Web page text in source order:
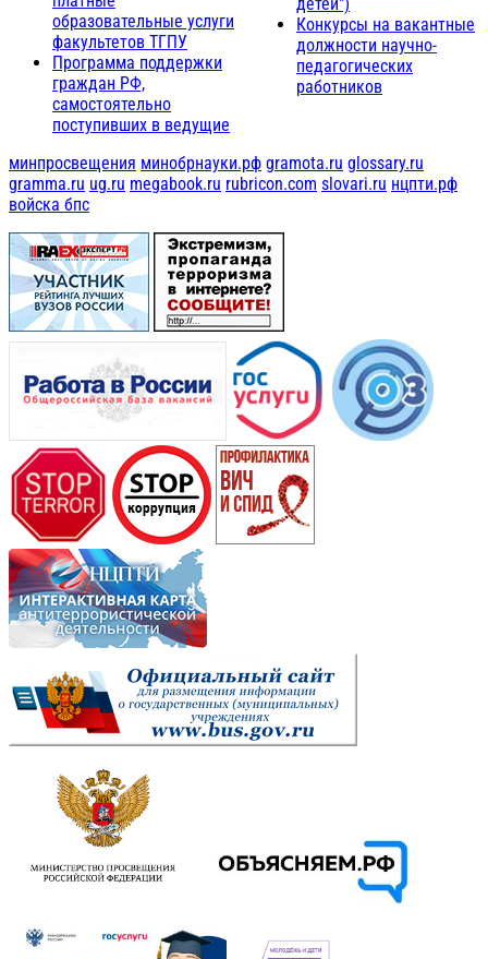
образовательные услуги
факультетов ТГПУ
Программа поддержки
граждан РФ,
самостоятельно
поступивших в ведущие
Конкурсы на вакантные
должности научно-
педагогических
работников
минпросвещения минобрнауки.рф gramota.ru glossary.ru
gramma.ru ug.ru megabook.ru rubricon.com slovari.ru нцпти.рф
войска бпс